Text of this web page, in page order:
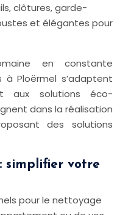
clôtures, garde-
et élégantes pour
en constante
Ploërmel s’adaptent
aux solutions éco-
dans la réalisation
des solutions
simplifier votre
pour le nettoyage